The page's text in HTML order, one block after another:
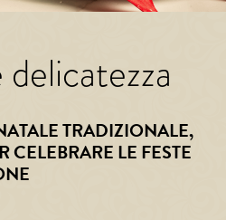
TRADIZIONALE,
CELEBRARE LE FESTE